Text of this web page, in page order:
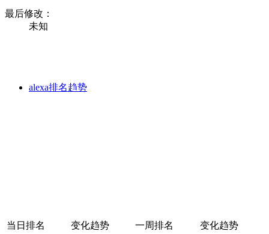
最后修改：
未知
alexa排名趋势
当日排名 变化趋势 一周排名
变化趋势